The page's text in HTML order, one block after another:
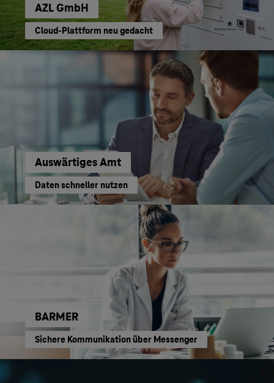
AZL GmbH
Cloud-Plattform neu gedacht
Auswärtiges Amt
Daten schneller nutzen
BARMER
Sichere Kommunikation über Messenger